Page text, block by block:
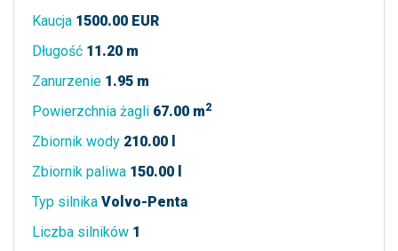
Kaucja 1500.00 EUR
Długość 11.20 m
Zanurzenie 1.95 m
Powierzchnia żagli 67.00 m2
Zbiornik wody 210.00 l
Zbiornik paliwa 150.00 l
Typ silnika Volvo-Penta
Liczba silników 1